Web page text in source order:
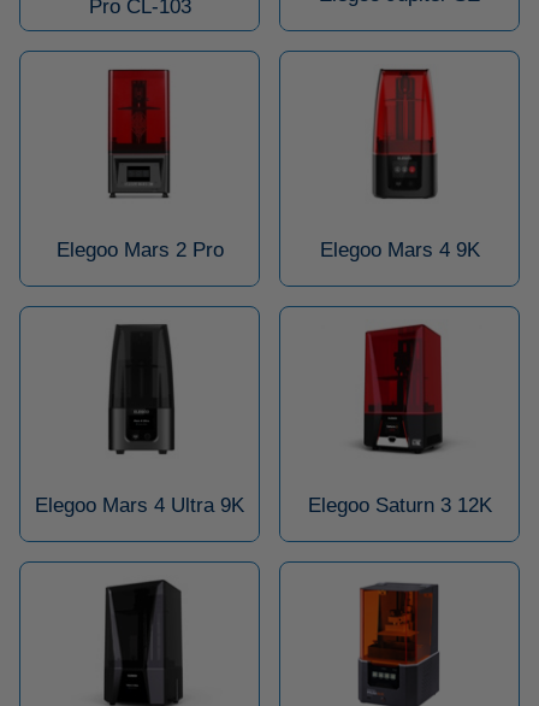
Pro CL-103
Elegoo Mars 2 Pro Elegoo Mars 4 9K
Elegoo Mars 4 Ultra 9K Elegoo Saturn 3 12K